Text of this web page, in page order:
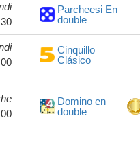
Parcheesi En
double
Cinquillo
Clásico
Domino en
double